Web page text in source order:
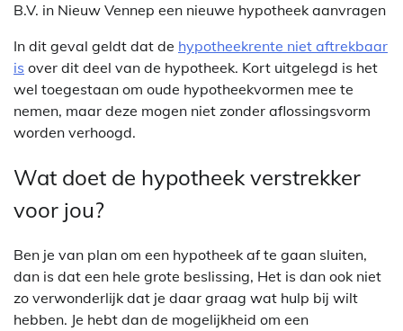
B.V. in Nieuw Vennep een nieuwe hypotheek aanvragen
In dit geval geldt dat de hypotheekrente niet aftrekbaar
is over dit deel van de hypotheek. Kort uitgelegd is het
wel toegestaan om oude hypotheekvormen mee te
nemen, maar deze mogen niet zonder aflossingsvorm
worden verhoogd.
Wat doet de hypotheek verstrekker
voor jou?
Ben je van plan om een hypotheek af te gaan sluiten,
dan is dat een hele grote beslissing, Het is dan ook niet
zo verwonderlijk dat je daar graag wat hulp bij wilt
hebben. Je hebt dan de mogelijkheid om een